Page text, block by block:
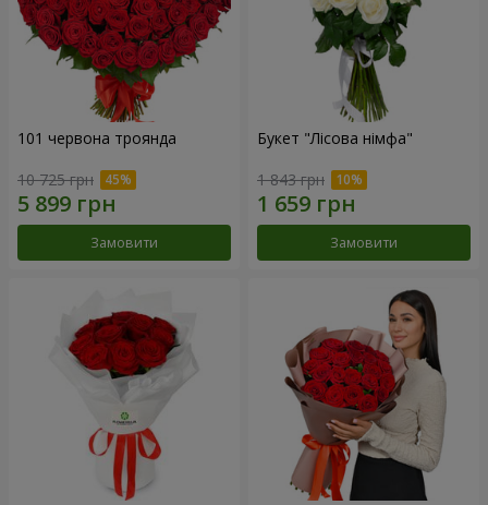
101 червона троянда
10 725 грн
Замовити
Букет "Лісова німфа"
1 843 грн
Замовити